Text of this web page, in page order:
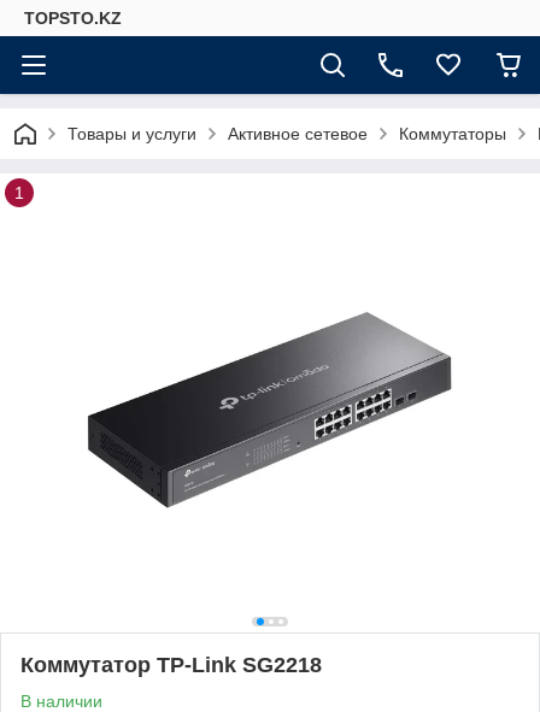
TOPSTO.KZ
Товары и услуги Активное сетевое Коммутаторы
1
Коммутатор TP-Link SG2218
В наличии